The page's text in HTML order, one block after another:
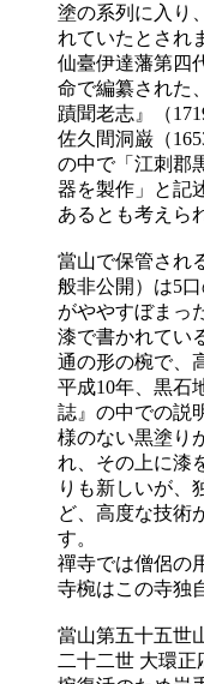
塗の系列に入り
れていたとされ
仙臺伊達藩第四
命で編纂された
蹟聞老志』（
佐久間洞巌（
の中で「江刺郡
器を製作」と記
あるとも考えら
當山で保管され
般非公開）は5
がややすぼまっ
漆で書かれてい
通の形の椀で、
平成10年、黒石
誌』の中での説
様のない黒塗り
れ、その上に漆
りも新しいが、
ど、高度な技術
す。
禪寺では僧侶の
寺椀はこの寺独
當山第五十五世
二十二世 大環